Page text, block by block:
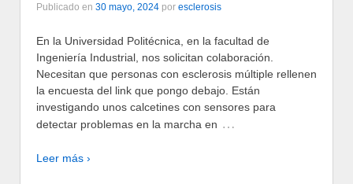
Publicado en 30 mayo, 2024 por esclerosis
En la Universidad Politécnica, en la facultad de
Ingeniería Industrial, nos solicitan colaboración.
Necesitan que personas con esclerosis múltiple rellenen
la encuesta del link que pongo debajo. Están
investigando unos calcetines con sensores para
detectar problemas en la marcha en …
Leer más ›